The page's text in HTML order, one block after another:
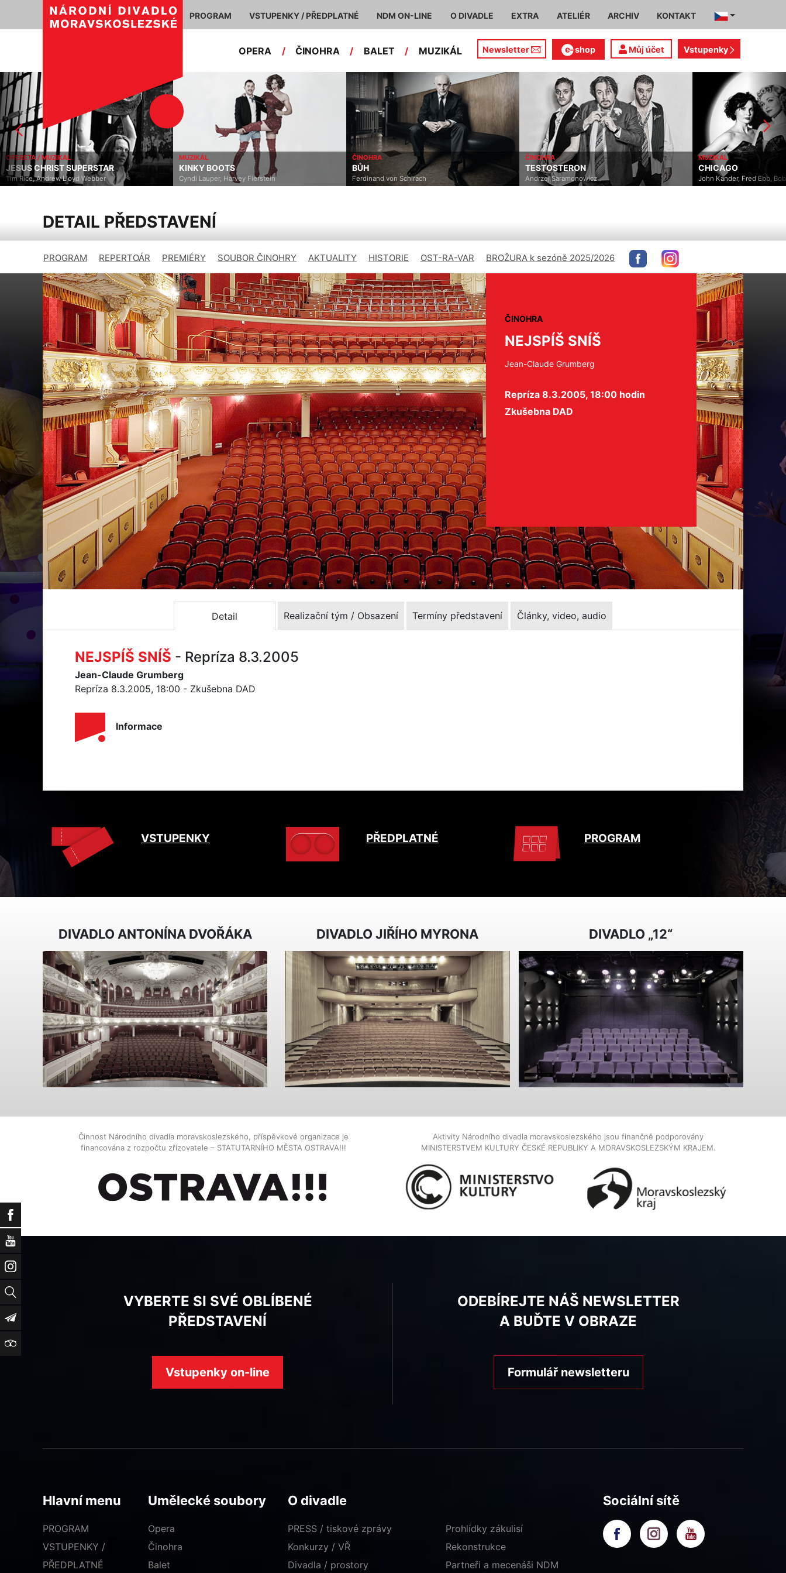
Facebook
YouTube
Instagram
Vyhledat
Newsletter
TripAdvisor
PROGRAM VSTUPENKY / PŘEDPLATNÉ NDM ON-LINE O DIVADLE EXTRA ATELIÉR ARCHIV KONTAKT
OPERA / ČINOHRA / BALET / MUZIKÁL Newsletter shop Můj účet Vstupenky
OPERETA / MUZIKÁL
JESUS CHRIST SUPERSTAR
Tim Rice, Andrew Lloyd Webber
MUZIKÁL
KINKY BOOTS
Cyndi Lauper, Harvey Fierstein
ČINOHRA
BŮH
Ferdinand von Schirach
ČINOHRA
TESTOSTERON
Andrzej Saramonowicz
MUZIKÁL
CHICAGO
John Kander, Fred Ebb,
DETAIL PŘEDSTAVENÍ
PROGRAM REPERTOÁR PREMIÉRY SOUBOR ČINOHRY AKTUALITY HISTORIE OST-RA-VAR BROŽURA k sezóně 2025/2026
ČINOHRA
NEJSPÍŠ SNÍŠ
Jean-Claude Grumberg
Repríza 8.3.2005, 18:00 hodin
Zkušebna DAD
Detail Realizační tým / Obsazení Termíny představení Články, video, audio
NEJSPÍŠ SNÍŠ - Repríza 8.3.2005
Jean-Claude Grumberg
Repríza 8.3.2005, 18:00 - Zkušebna DAD
Informace
VSTUPENKY PŘEDPLATNÉ PROGRAM
DIVADLO ANTONÍNA DVOŘÁKA DIVADLO JIŘÍHO MYRONA DIVADLO „12“
Činnost Národního divadla moravskoslezského, příspěvkové organizace je
financována z rozpočtu zřizovatele – STATUTARNÍHO MĚSTA OSTRAVA!!!
Aktivity Národního divadla moravskoslezského jsou finančně podporovány
MINISTERSTVEM KULTURY ČESKÉ REPUBLIKY A MORAVSKOSLEZSKÝM KRAJEM.
VYBERTE SI SVÉ OBLÍBENÉ
PŘEDSTAVENÍ
Vstupenky on-line
ODEBÍREJTE NÁŠ NEWSLETTER
A BUĎTE V OBRAZE
Formulář newsletteru
Hlavní menu
PROGRAM
VSTUPENKY /
PŘEDPLATNÉ
Umělecké soubory
Opera
Činohra
Balet
O divadle
PRESS / tiskové zprávy
Konkurzy / VŘ
Divadla / prostory
Prohlídky zákulisí
Rekonstrukce
Partneři a mecenáši NDM
Sociální sítě